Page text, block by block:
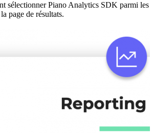
sélectionner Piano Analytics SDK parmi les
page de résultats.